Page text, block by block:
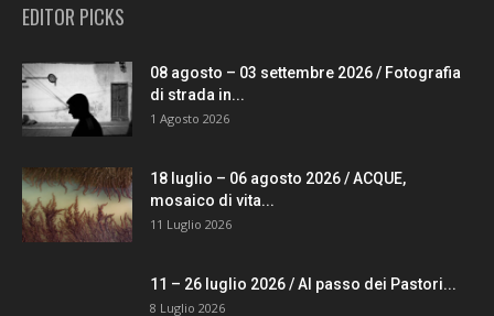
EDITOR PICKS
08 agosto – 03 settembre 2026 / Fotografia
di strada in...
1 Agosto 2026
18 luglio – 06 agosto 2026 / ACQUE,
mosaico di vita...
11 Luglio 2026
11 – 26 luglio 2026 / Al passo dei Pastori...
8 Luglio 2026